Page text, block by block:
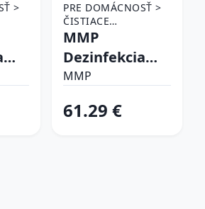
>
+
v
PRE DOMÁCNOSŤ >
ČISTIACE
PROSTRIEDKY >
MMP
Dezinfekcia
auta- tymián +
olej + difúzer
MMP
61.29 €